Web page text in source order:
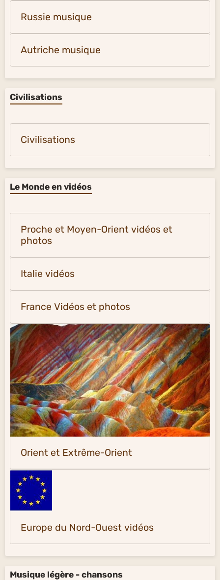
Russie musique
Autriche musique
Civilisations
Civilisations
Le Monde en vidéos
Proche et Moyen-Orient vidéos et
photos
Italie vidéos
France Vidéos et photos
Orient et Extrême-Orient
Europe du Nord-Ouest vidéos
Musique légère - chansons